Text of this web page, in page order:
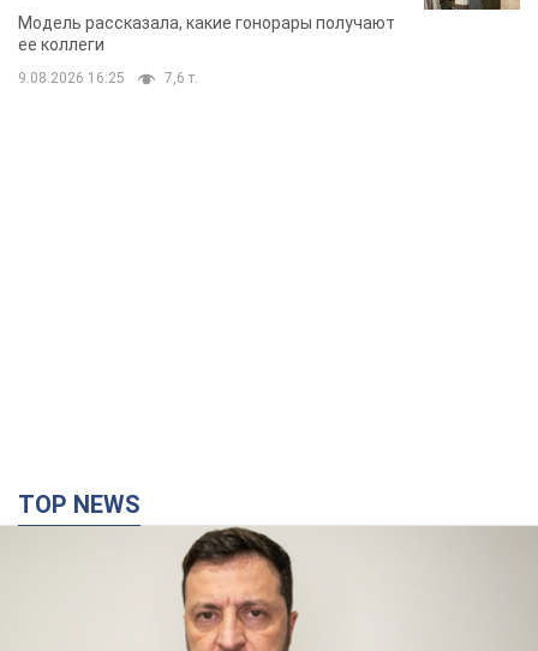
стороне модельной карьеры
Модель рассказала, какие гонорары получают
ее коллеги
9.08.2026 16:25 7,6 т.
TOP NEWS